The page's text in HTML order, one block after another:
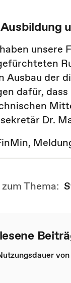
unsere
Ausbau der
dafür,
Dr.
Thema: